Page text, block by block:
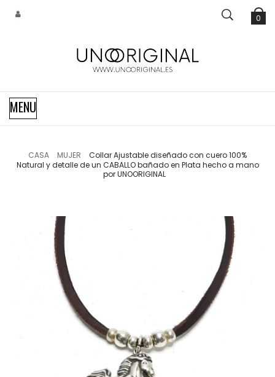
0
Navegación
de
palanca
MENU
CASA MUJER
Collar Ajustable diseñado con cuero 100%
Natural y detalle de un CABALLO bañado en Plata hecho a mano
por UNOORIGINAL